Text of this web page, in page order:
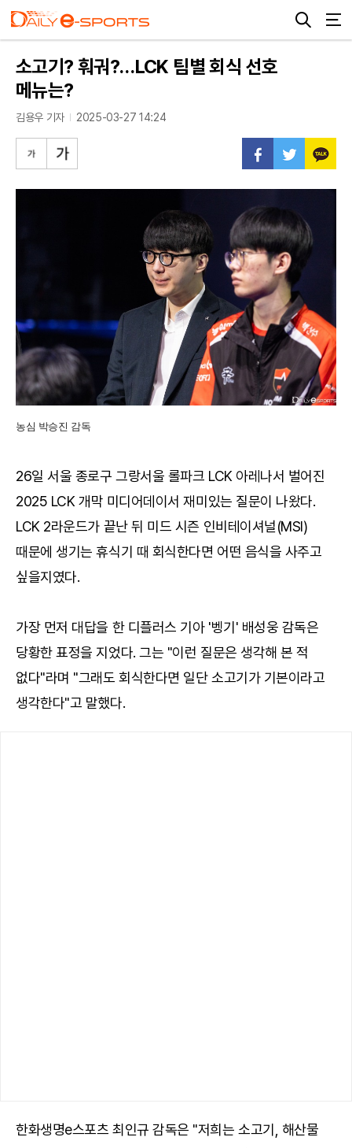
소고기? 훠궈?…LCK 팀별 회식 선호
메뉴는?
김용우 기자 2025-03-27 14:24
농심 박승진 감독
26일 서울 종로구 그랑서울 롤파크 LCK 아레나서 벌어진
2025 LCK 개막 미디어데이서 재미있는 질문이 나왔다.
LCK 2라운드가 끝난 뒤 미드 시즌 인비테이셔널(MSI)
때문에 생기는 휴식기 때 회식한다면 어떤 음식을 사주고
싶을지였다.
가장 먼저 대답을 한 디플러스 기아 '벵기' 배성웅 감독은
당황한 표정을 지었다. 그는 "이런 질문은 생각해 본 적
없다"라며 "그래도 회식한다면 일단 소고기가 기본이라고
생각한다"고 말했다.
한화생명e스포츠 최인규 감독은 "저희는 소고기, 해산물